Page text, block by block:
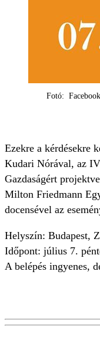
Fotó: Facebook
Ezekre a kérdésekre
Kudari Nórával, az
Gazdaságért
Milton Friedmann
docensével az
Helyszín: Budapest,
Időpont: július 7.
A belépés ingyenes,